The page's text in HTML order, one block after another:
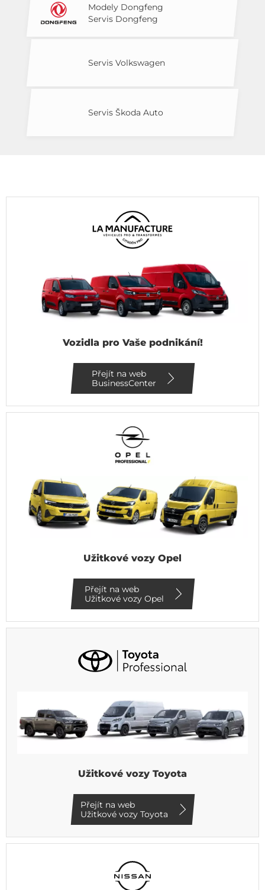
Modely Dongfeng
Servis Dongfeng
Servis Volkswagen
Servis Škoda Auto
Vozidla pro Vaše podnikání!
Přejít na web
BusinessCenter
Užitkové vozy Opel
Přejít na web
Užitkové vozy Opel
Užitkové vozy Toyota
Přejít na web
Užitkové vozy Toyota